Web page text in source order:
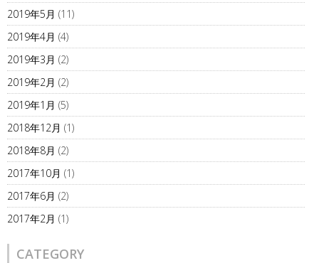
2019年5月 (11)
2019年4月 (4)
2019年3月 (2)
2019年2月 (2)
2019年1月 (5)
2018年12月 (1)
2018年8月 (2)
2017年10月 (1)
2017年6月 (2)
2017年2月 (1)
CATEGORY